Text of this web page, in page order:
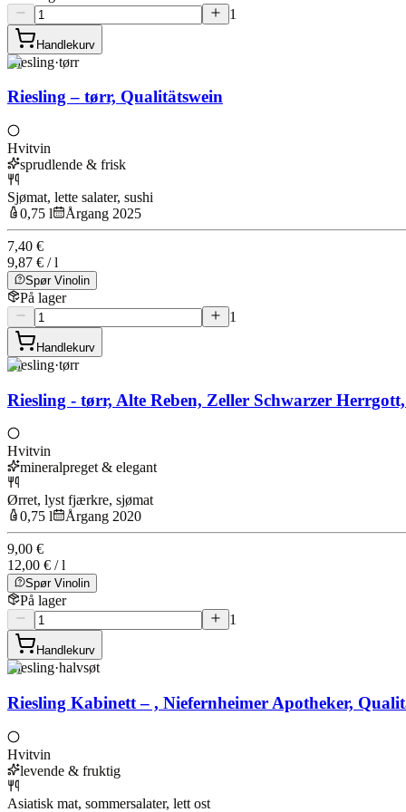
1
Handlekurv
Riesling·tørr
Riesling – tørr, Qualitätswein
Hvitvin
sprudlende & frisk
Sjømat, lette salater, sushi
0,75 l
Årgang 2025
7,40 €
9,87 € / l
Spør Vinolin
På lager
1
Handlekurv
Riesling·tørr
Riesling - tørr, Alte Reben, Zeller Schwarzer
Hvitvin
mineralpreget & elegant
Ørret, lyst fjærkre, sjømat
0,75 l
Årgang 2020
9,00 €
12,00 € / l
Spør Vinolin
På lager
1
Handlekurv
Riesling·halvsøt
Riesling Kabinett – , Niefernheimer Apotheker,
Hvitvin
levende & fruktig
Asiatisk mat, sommersalater, lett ost